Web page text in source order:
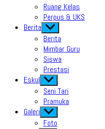
Ruang Kelas
Perpus & UKS
Berita Show
sub
menu
Berita
Mimbar Guru
Siswa
Prestasi
Eskul Show
sub
menu
Seni Tari
Pramuka
Galeri Show
sub
Foto